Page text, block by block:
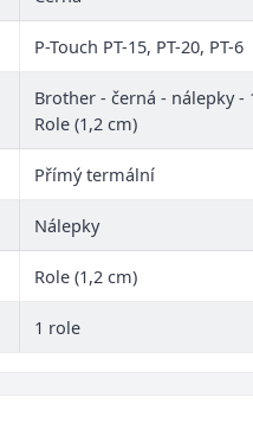
P-Touch PT-15, PT-20, PT-6
Brother - černá - nálepky -
Role (1,2 cm)
Přímý termální
Nálepky
Role (1,2 cm)
1 role